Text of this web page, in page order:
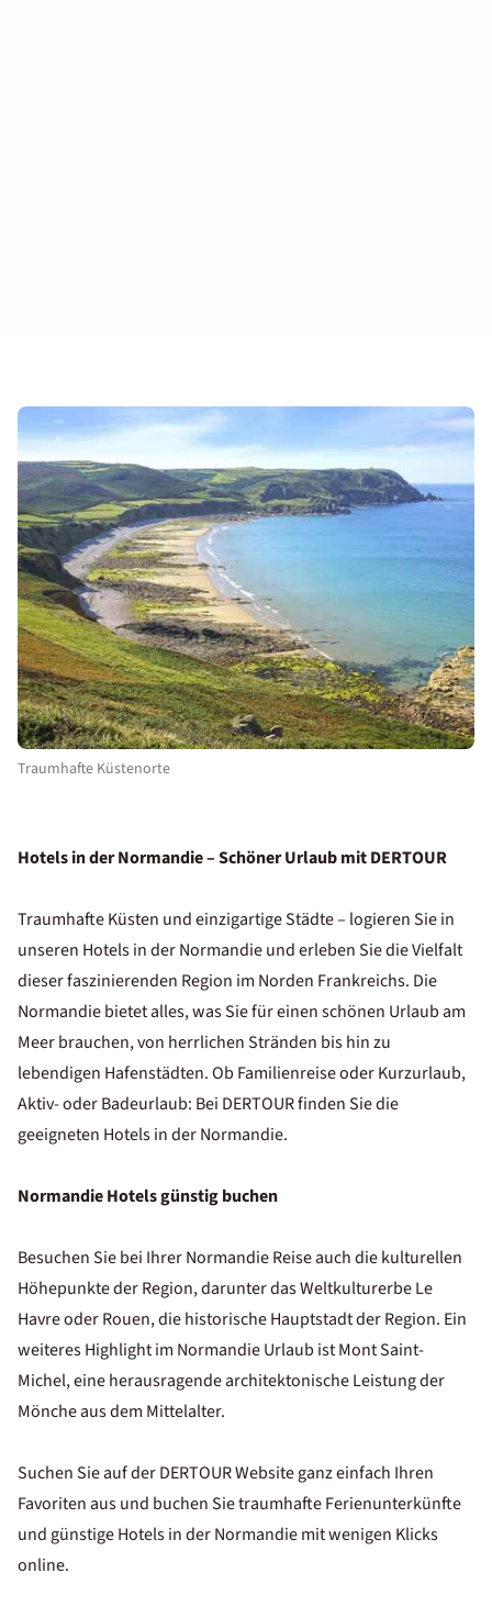
Traumhafte Küstenorte
Hotels in der Normandie – Schöner Urlaub mit DERTOUR
Traumhafte Küsten und einzigartige Städte – logieren Sie in
unseren Hotels in der Normandie und erleben Sie die Vielfalt
dieser faszinierenden Region im Norden Frankreichs. Die
Normandie bietet alles, was Sie für einen schönen Urlaub am
Meer brauchen, von herrlichen Stränden bis hin zu
lebendigen Hafenstädten. Ob Familienreise oder Kurzurlaub,
Aktiv- oder Badeurlaub: Bei DERTOUR finden Sie die
geeigneten Hotels in der Normandie.
Normandie Hotels günstig buchen
Besuchen Sie bei Ihrer Normandie Reise auch die kulturellen
Höhepunkte der Region, darunter das Weltkulturerbe Le
Havre oder Rouen, die historische Hauptstadt der Region. Ein
weiteres Highlight im Normandie Urlaub ist Mont Saint-
Michel, eine herausragende architektonische Leistung der
Mönche aus dem Mittelalter.
Suchen Sie auf der DERTOUR Website ganz einfach Ihren
Favoriten aus und buchen Sie traumhafte Ferienunterkünfte
und günstige Hotels in der Normandie mit wenigen Klicks
online.